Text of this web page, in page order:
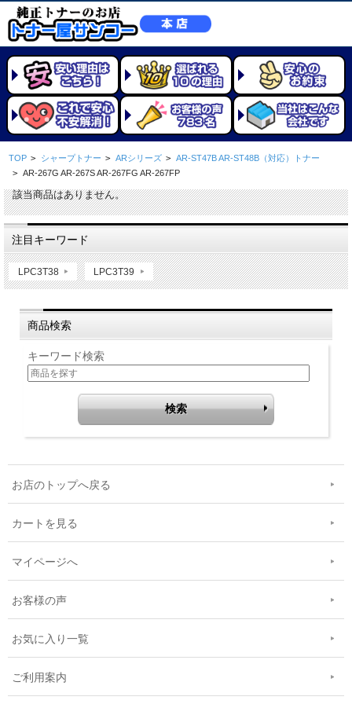
TOP > シャープトナー > ARシリーズ > AR-ST47B AR-ST48B（対応）トナー
> AR-267G AR-267S AR-267FG AR-267FP
該当商品はありません。
注目キーワード
LPC3T38 LPC3T39
商品検索
キーワード検索
お店のトップへ戻る
カートを見る
マイページへ
お客様の声
お気に入り一覧
ご利用案内